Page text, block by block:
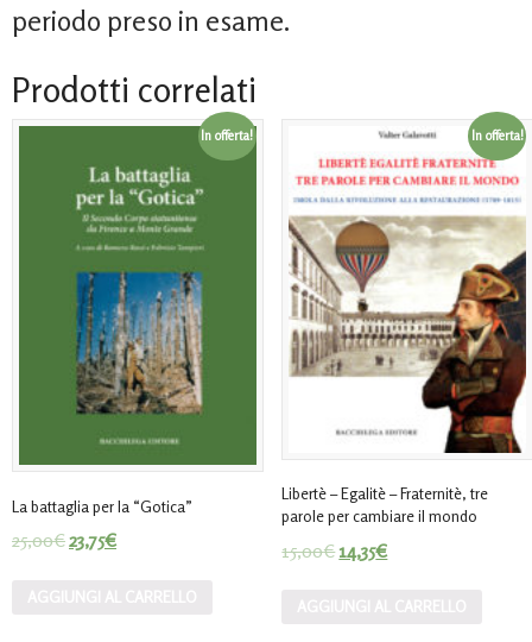
periodo preso in esame.
Prodotti correlati
In offerta!
La battaglia per la “Gotica”
25,00€23,75€
In offerta!
Libertè – Egalitè – Fraternitè, tre
parole per cambiare il mondo
15,00€14,35€